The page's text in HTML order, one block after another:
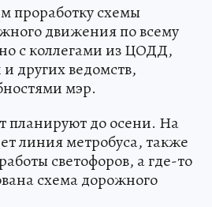
проработку схемы
движения по всему
с коллегами из ЦОДД,
других ведомств,
мэр.
планируют до осени. На
линия метробуса, также
светофоров, а где-то
схема дорожного